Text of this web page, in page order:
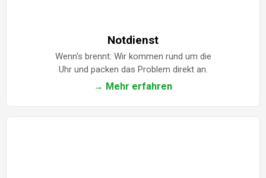
Notdienst
Wenn's brennt: Wir kommen rund um die
Uhr und packen das Problem direkt an.
→ Mehr erfahren